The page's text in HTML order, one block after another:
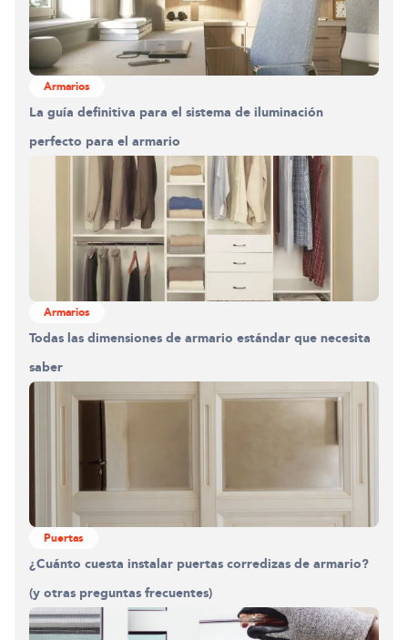
Armarios
La guía definitiva para el sistema de iluminación
perfecto para el armario
Armarios
Todas las dimensiones de armario estándar que necesita
saber
Puertas
¿Cuánto cuesta instalar puertas corredizas de armario?
(y otras preguntas frecuentes)
Construyendo el
0%